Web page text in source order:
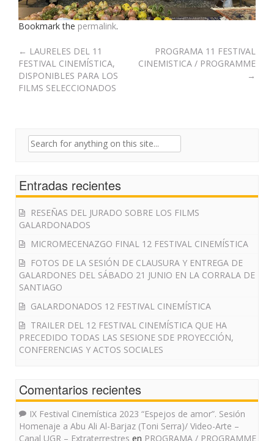
Bookmark the permalink.
Post
navigation
← LAURELES DEL 11
FESTIVAL CINEMÍSTICA,
DISPONIBLES PARA LOS
FILMS SELECCIONADOS
PROGRAMA 11 FESTIVAL
CINEMISTICA / PROGRAMME
→
Search
Entradas recientes
RESEÑAS DEL JURADO SOBRE LOS FILMS
GALARDONADOS
MICROMECENAZGO FINAL 12 FESTIVAL CINEMÍSTICA
FOTOS DE LA SESIÓN DE CLAUSURA Y ENTREGA DE
GALARDONES DEL SÁBADO 21 JUNIO EN LA CORRALA DE
SANTIAGO
GALARDONADOS 12 FESTIVAL CINEMÍSTICA
TRAILER DEL 12 FESTIVAL CINEMÍSTICA QUE HA
PRECEDIDO TODAS LAS SESIONE SDE PROYECCIÓN,
CONFERENCIAS Y ACTOS SOCIALES
Comentarios recientes
IX Festival Cinemística 2023 “Espejos de amor”. Sesión
Homenaje a Abu Ali Al-Barjaz (Toni Serra)/ Video-Arte –
Canal UGR – Extraterrestres en PROGRAMA / PROGRAMME